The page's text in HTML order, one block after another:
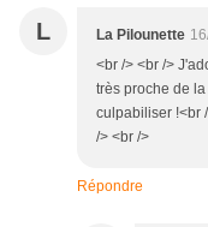
L La Pilounette
<br /> <br />
très proche de
culpabiliser !<br
/> <br />
Répondre